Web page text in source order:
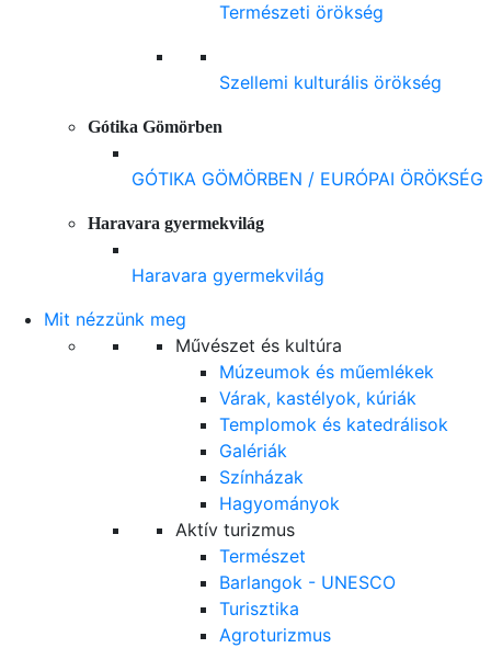
Természeti örökség
Szellemi kulturális örökség
Gótika Gömörben
GÓTIKA GÖMÖRBEN / EURÓPAI ÖRÖKSÉG
Haravara gyermekvilág
Haravara gyermekvilág
Mit nézzünk meg
Művészet és kultúra
Múzeumok és műemlékek
Várak, kastélyok, kúriák
Templomok és katedrálisok
Galériák
Színházak
Hagyományok
Aktív turizmus
Természet
Barlangok - UNESCO
Turisztika
Agroturizmus